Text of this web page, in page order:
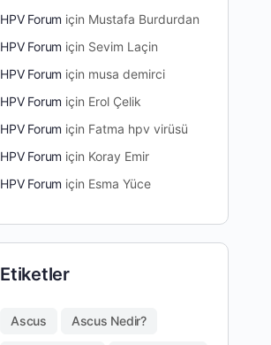
HPV Forum için Mustafa Burdurdan
HPV Forum için Sevim Laçin
HPV Forum için musa demirci
HPV Forum için Erol Çelik
HPV Forum için Fatma hpv virüsü
HPV Forum için Koray Emir
HPV Forum için Esma Yüce
Etiketler
Ascus Ascus Nedir?